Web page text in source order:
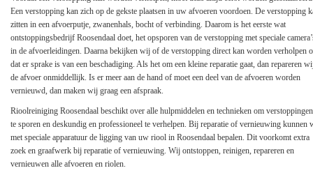
Een verstopping kan zich op de gekste plaatsen in uw afvoeren voordoen. De verstopping
zitten in een afvoerputje, zwanenhals, bocht of verbinding. Daarom is het eerste wat
ontstoppingsbedrijf Roosendaal doet, het opsporen van de verstopping met speciale
in de afvoerleidingen. Daarna bekijken wij of de verstopping direct kan worden verholpen
dat er sprake is van een beschadiging. Als het om een kleine reparatie gaat, dan repareren
de afvoer onmiddellijk. Is er meer aan de hand of moet een deel van de afvoeren worden
vernieuwd, dan maken wij graag een afspraak.
Rioolreiniging Roosendaal beschikt over alle hulpmiddelen en technieken om
te sporen en deskundig en professioneel te verhelpen. Bij reparatie of vernieuwing kunnen
met speciale apparatuur de ligging van uw riool in Roosendaal bepalen. Dit voorkomt extra
zoek en graafwerk bij reparatie of vernieuwing. Wij ontstoppen, reinigen, repareren en
vernieuwen alle afvoeren en riolen.